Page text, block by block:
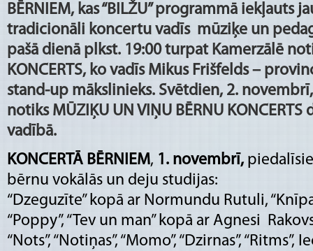
BĒRNIEM, kas “BILŽU” programmā iekļauts
tradicionāli koncertu vadīs mūziķe un
pašā dienā plkst. 19:00 turpat Kamerzālē
KONCERTS, ko vadīs Mikus Frišfelds –
stand-up mākslinieks. Svētdien, 2.
notiks MŪZIĶU UN VIŅU BĒRNU
vadībā.
KONCERTĀ BĒRNIEM, 1. novembrī,
bērnu vokālās un deju studijas:
“Dzeguzīte” kopā ar Normundu Rutuli,
“Poppy”, “Tev un man” kopā ar Agnesi
“Nots”, “Notiņas”, “Momo”, “Dzirnas”,